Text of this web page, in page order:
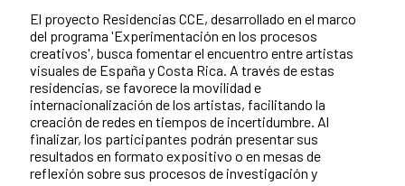
El proyecto Residencias CCE, desarrollado en el marco
del programa 'Experimentación en los procesos
creativos', busca fomentar el encuentro entre artistas
visuales de España y Costa Rica. A través de estas
residencias, se favorece la movilidad e
internacionalización de los artistas, facilitando la
creación de redes en tiempos de incertidumbre. Al
finalizar, los participantes podrán presentar sus
resultados en formato expositivo o en mesas de
reflexión sobre sus procesos de investigación y